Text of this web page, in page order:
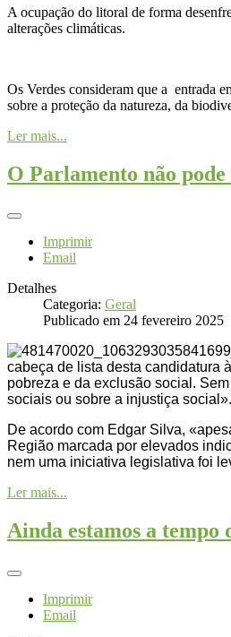
A ocupação do litoral de forma
alterações climáticas.
Os Verdes consideram que a entrada
sobre a proteção da natureza, da
Ler mais...
O Parlamento não
Imprimir
Email
Detalhes
Categoria: Geral
Publicado em 24 fevereiro 2025
cabeça de lista desta candidatura
pobreza e da exclusão social.
sociais ou sobre a injustiça social».
De acordo com Edgar Silva,
Região marcada por elevados
nem uma iniciativa legislativa foi
Ler mais...
Ainda estamos a
Imprimir
Email